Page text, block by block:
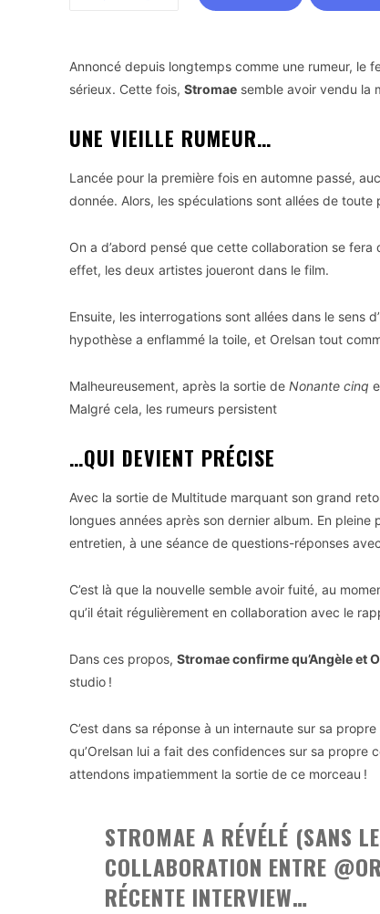
Annoncé depuis longtemps comme une rumeur, le
sérieux. Cette fois, Stromae semble avoir vendu la
UNE VIEILLE RUMEUR…
Lancée pour la première fois en automne passé,
donnée. Alors, les spéculations sont allées de toute
On a d’abord pensé que cette collaboration se
effet, les deux artistes joueront dans le film.
Ensuite, les interrogations sont allées dans le sens
hypothèse a enflammé la toile, et Orelsan tout
Malheureusement, après la sortie de Nonante cinq
Malgré cela, les rumeurs persistent
…QUI DEVIENT PRÉCISE
Avec la sortie de Multitude marquant son grand
longues années après son dernier album. En
entretien, à une séance de questions-réponses
C’est là que la nouvelle semble avoir fuité, au
qu’il était régulièrement en collaboration avec le
Dans ces propos, Stromae confirme qu’Angèle et
studio !
C’est dans sa réponse à un internaute sur sa
qu’Orelsan lui a fait des confidences sur sa propre
attendons impatiemment la sortie de ce morceau !
STROMAE A RÉVÉLÉ (SANS
COLLABORATION ENTRE
RÉCENTE INTERVIEW…